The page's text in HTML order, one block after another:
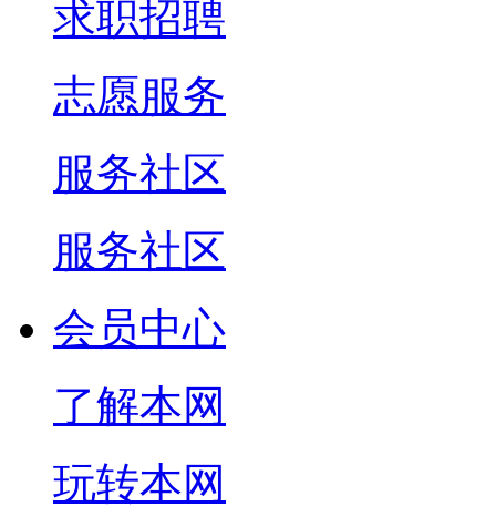
求职招聘
志愿服务
服务社区
服务社区
会员中心
了解本网
玩转本网